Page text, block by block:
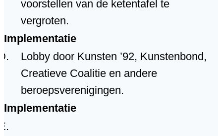
voorstellen van de ketentafel te
vergroten.
Implementatie
Lobby door Kunsten ’92, Kunstenbond,
Creatieve Coalitie en andere
beroepsverenigingen.
Implementatie